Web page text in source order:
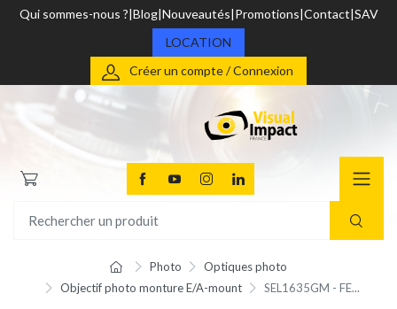
Qui sommes-nous ? Blog Nouveautés Promotions Contact SAV
LOCATION
Créer un compte / Connexion
Photo
Optiques photo
Objectif photo monture E/A-mount
SEL1635GM - FE...